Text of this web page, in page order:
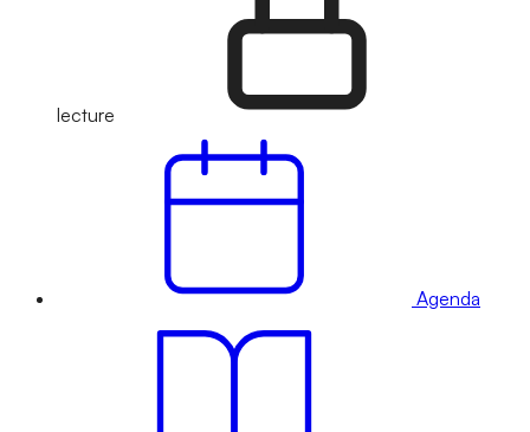
lecture
Agenda